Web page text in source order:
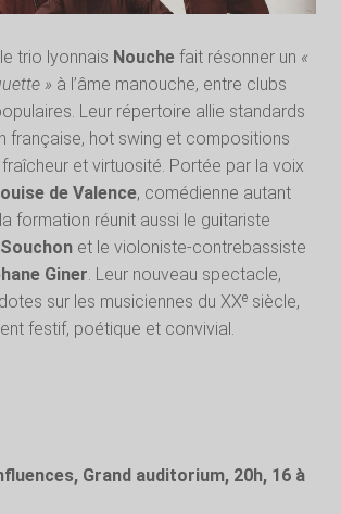
trio lyonnais Nouchefait résonner un «
» à l’âme manouche, entre clubs
Leur répertoire allie standards
française, hot swing et compositions
et virtuosité. Portée par la voix
de Valence, comédienne autant
formation réunit aussi le guitariste
et le violoniste-contrebassiste
Giner . Leur nouveau spectacle,
sur les musiciennes du XXᵉ siècle,
festif, poétique et convivial.
Grand auditorium, 20h, 16 à